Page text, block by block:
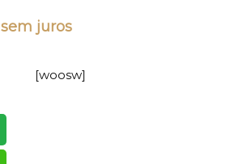
sem juros
[woosw]